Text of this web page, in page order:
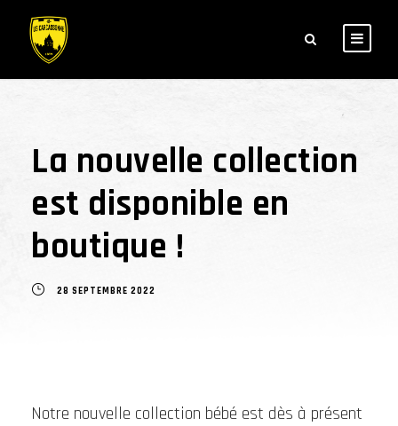
La nouvelle collection
est disponible en
boutique !
28 SEPTEMBRE 2022
Notre nouvelle collection bébé est dès à présent